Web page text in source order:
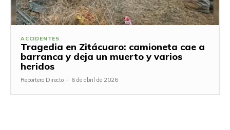
ACCIDENTES
Tragedia en Zitácuaro: camioneta cae a
barranca y deja un muerto y varios
heridos
Reportero Directo - 6 de abril de 2026